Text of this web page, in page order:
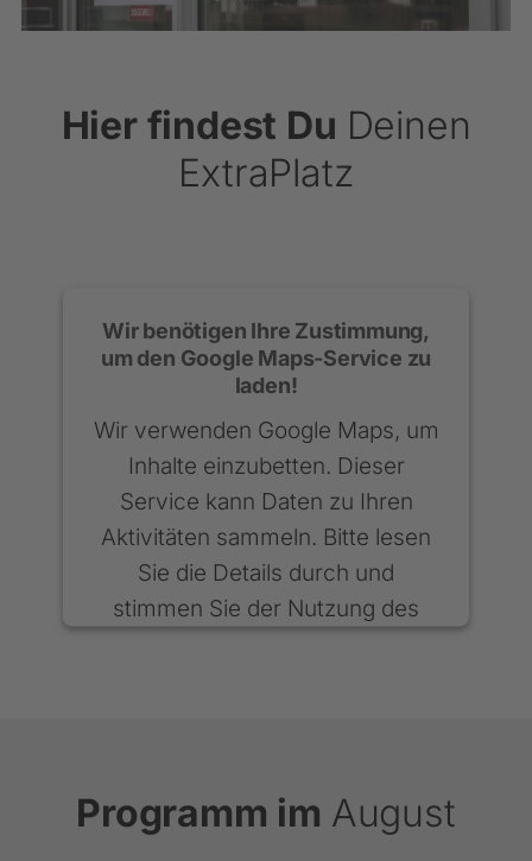
Hier findest Du Deinen
ExtraPlatz
Wir benötigen Ihre Zustimmung,
um den Google Maps-Service zu
laden!
Wir verwenden Google Maps, um
Inhalte einzubetten. Dieser
Service kann Daten zu Ihren
Aktivitäten sammeln. Bitte lesen
Sie die Details durch und
stimmen Sie der Nutzung des
Akzeptieren
Programm im August